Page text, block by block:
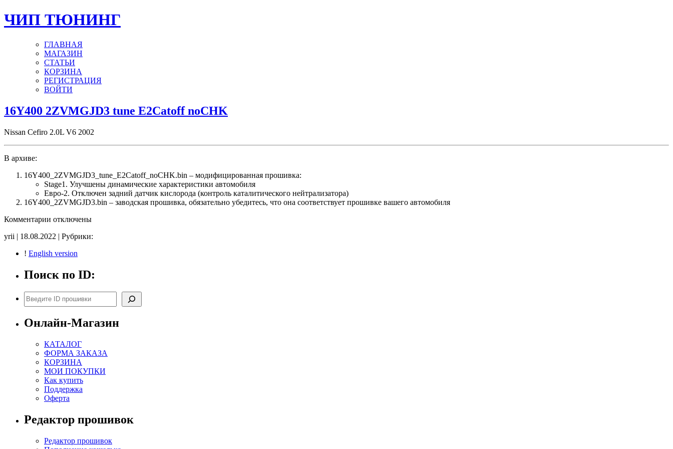
ЧИП ТЮНИНГ
ГЛАВНАЯ
МАГАЗИН
СТАТЬИ
КОРЗИНА
РЕГИСТРАЦИЯ
ВОЙТИ
16Y400 2ZVMGJD3 tune E2Catoff noCHK
Nissan Cefiro 2.0L V6 2002
В архиве:
16Y400_2ZVMGJD3_tune_E2Catoff_noCHK.bin – модифицированная прошивка:
Stage1. Улучшены динамические характеристики автомобиля
Евро-2. Отключен задний датчик кислорода (контроль каталитического нейтрализатора)
16Y400_2ZVMGJD3.bin – заводская прошивка, обязательно убедитесь, что она соответствует прошивке вашего автомобиля
Комментарии к
16Y400
tune
noCHK
отключены
yrii | 18.08.2022 | Рубрики:
! English version
Поиск по ID:
Поиск
Онлайн-Магазин
КАТАЛОГ
ФОРМА ЗАКАЗА
КОРЗИНА
МОИ ПОКУПКИ
Как купить
Поддержка
Оферта
Редактор прошивок
Редактор прошивок